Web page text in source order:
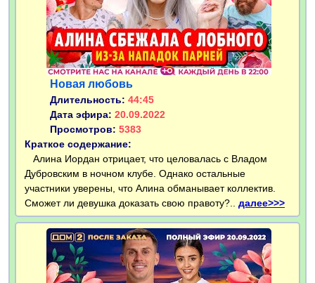
Новая любовь
Длительность: 44:45
Дата эфира: 20.09.2022
Просмотров: 5383
Краткое содержание:
Алина Иордан отрицает, что целовалась с Владом
Дубровским в ночном клубе. Однако остальные
участники уверены, что Алина обманывает коллектив.
Сможет ли девушка доказать свою правоту?.. далее>>>